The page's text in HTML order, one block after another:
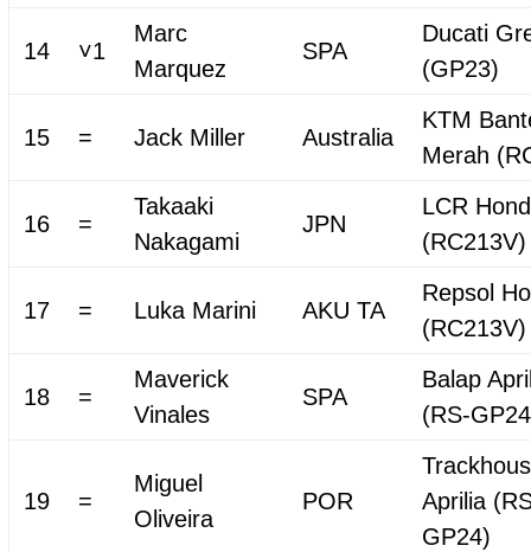
14 ˅1
Marc
Marquez
SPA
Ducati
(GP23)
15 = Jack Miller Australia
KTM
Merah
16 =
Takaaki
Nakagami
JPN
LCR
(RC213V)
17 = Luka Marini AKU TA
Repsol
(RC213V)
18 =
Maverick
Vinales
SPA
Balap
(RS-
19 =
Miguel
Oliveira
POR
Aprilia
GP24)